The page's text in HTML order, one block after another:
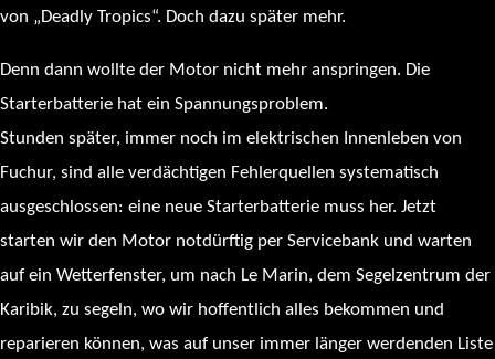
von „Deadly Tropics“. Doch dazu später mehr.
Denn dann wollte der Motor nicht mehr anspringen. Die
Starterbatterie hat ein Spannungsproblem.
Stunden später, immer noch im elektrischen Innenleben von
Fuchur, sind alle verdächtigen Fehlerquellen systematisch
ausgeschlossen: eine neue Starterbatterie muss her. Jetzt
starten wir den Motor notdürftig per Servicebank und warten
auf ein Wetterfenster, um nach Le Marin, dem Segelzentrum der
Karibik, zu segeln, wo wir hoffentlich alles bekommen und
reparieren können, was auf unser immer länger werdenden Liste